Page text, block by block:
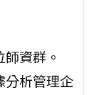
資群。
分析管理企